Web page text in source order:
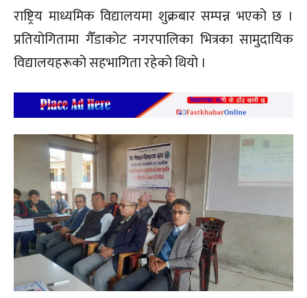
राष्ट्रिय माध्यमिक विद्यालयमा शुक्रबार सम्पन्न भएको छ ।
प्रतियोगितामा गैँडाकोट नगरपालिका भित्रका सामुदायिक
विद्यालयहरूको सहभागिता रहेको थियो ।